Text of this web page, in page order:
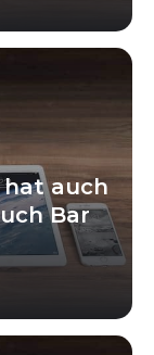
hat auch
Bar